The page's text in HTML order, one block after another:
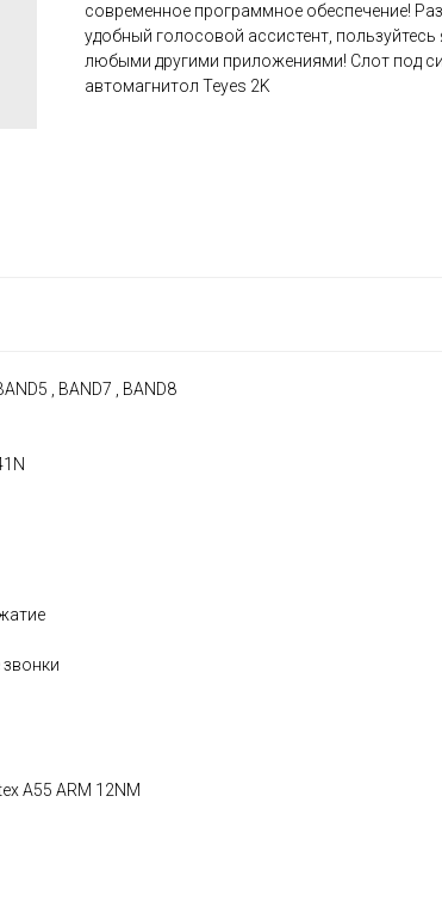
современное программное обеспечение!
удобный голосовой ассистент,
любыми другими приложениями! Слот под
автомагнитол Teyes 2K
, BAND7 , BAND8
A55 ARM 12NM